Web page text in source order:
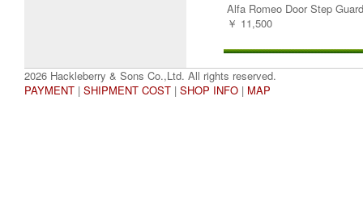
Alfa Romeo Door Step
￥ 11,500
2026 Hackleberry & Sons Co.,Ltd. All rights reserved.
PAYMENT | SHIPMENT COST | SHOP INFO | MAP